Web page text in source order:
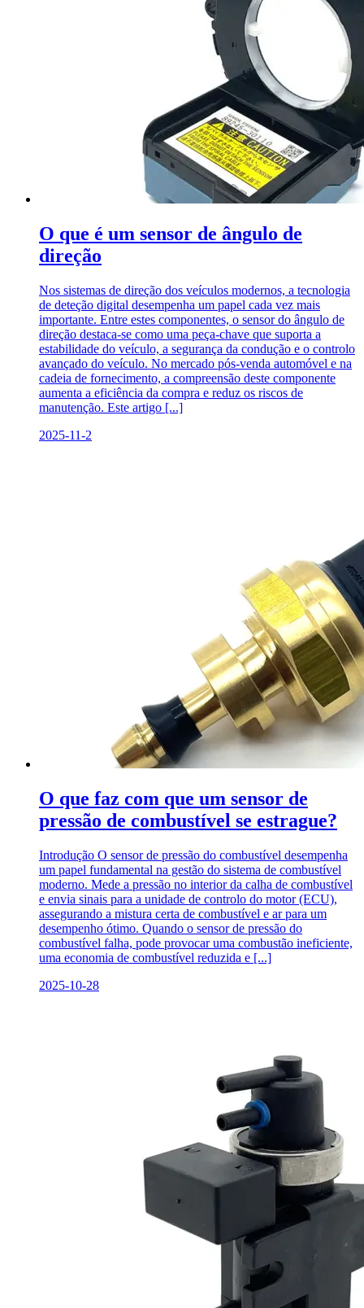
O que é um sensor de ângulo de
direção
Nos sistemas de direção dos veículos modernos, a tecnologia
de deteção digital desempenha um papel cada vez mais
importante. Entre estes componentes, o sensor do ângulo de
direção destaca-se como uma peça-chave que suporta a
estabilidade do veículo, a segurança da condução e o controlo
avançado do veículo. No mercado pós-venda automóvel e na
cadeia de fornecimento, a compreensão deste componente
aumenta a eficiência da compra e reduz os riscos de
manutenção. Este artigo [...]
2025-11-2
O que faz com que um sensor de
pressão de combustível se estrague?
Introdução O sensor de pressão do combustível desempenha
um papel fundamental na gestão do sistema de combustível
moderno. Mede a pressão no interior da calha de combustível
e envia sinais para a unidade de controlo do motor (ECU),
assegurando a mistura certa de combustível e ar para um
desempenho ótimo. Quando o sensor de pressão do
combustível falha, pode provocar uma combustão ineficiente,
uma economia de combustível reduzida e [...]
2025-10-28